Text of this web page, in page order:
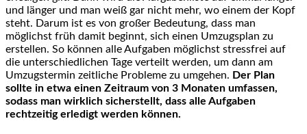
und länger und man weiß gar nicht mehr, wo einem der Kopf
steht. Darum ist es von großer Bedeutung, dass man
möglichst früh damit beginnt, sich einen Umzugsplan zu
erstellen. So können alle Aufgaben möglichst stressfrei auf
die unterschiedlichen Tage verteilt werden, um dann am
Umzugstermin zeitliche Probleme zu umgehen. Der Plan
sollte in etwa einen Zeitraum von 3 Monaten umfassen,
sodass man wirklich sicherstellt, dass alle Aufgaben
rechtzeitig erledigt werden können.